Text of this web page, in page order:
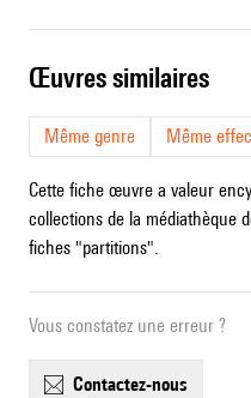
œuvres similaires
Même genre Même
Cette fiche œuvre a valeur
collections de la médiathèque
fiches "partitions".
Vous constatez une erreur ?
contactez-nous